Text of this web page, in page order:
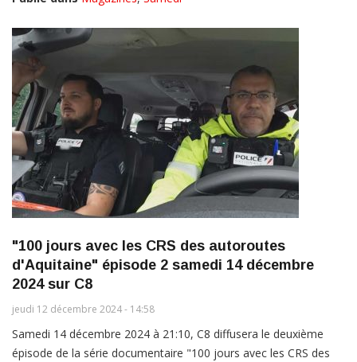
"100 jours avec les CRS des autoroutes
d'Aquitaine" épisode 2 samedi 14 décembre
2024 sur C8
jeudi 12 décembre 2024 - 14:58
Samedi 14 décembre 2024 à 21:10, C8 diffusera le deuxième
épisode de la série documentaire "100 jours avec les CRS des